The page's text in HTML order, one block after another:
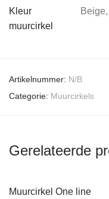
Kleur
muurcirkel
Artikelnummer: N/B
Categorie: Muurcirkels
Gerelateerde
Muurcirkel One line